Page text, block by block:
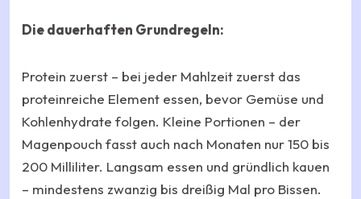
Die dauerhaften Grundregeln:
Protein zuerst – bei jeder Mahlzeit zuerst das
proteinreiche Element essen, bevor Gemüse und
Kohlenhydrate folgen. Kleine Portionen – der
Magenpouch fasst auch nach Monaten nur 150 bis
200 Milliliter. Langsam essen und gründlich kauen
– mindestens zwanzig bis dreißig Mal pro Bissen.